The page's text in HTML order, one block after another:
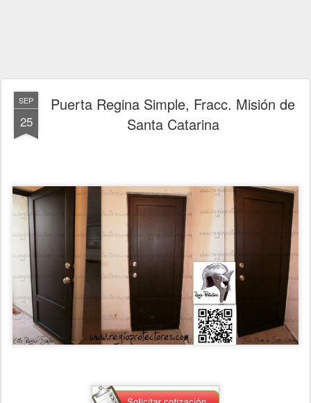
SEP
25
Puerta Regina Simple, Fracc. Misión de
Santa Catarina